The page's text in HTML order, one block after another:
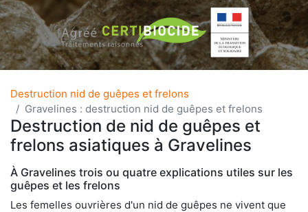
Destruction nid de guêpes et frelons
Gravelines : destruction nid de guêpes et frelons
Destruction de nid de guêpes et
frelons asiatiques à Gravelines
À Gravelines trois ou quatre explications utiles sur les
guêpes et les frelons
Les femelles ouvrières d'un nid de guêpes ne vivent que